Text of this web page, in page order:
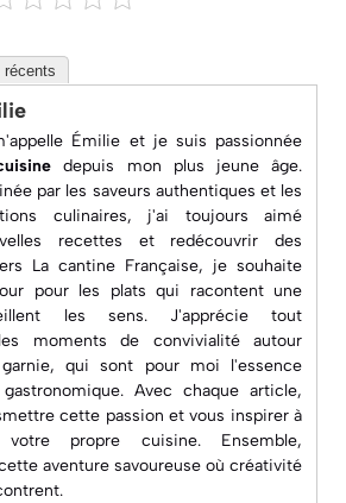
Émilie et je suis passionnée
depuis mon plus jeune âge.
par les saveurs authentiques et les
culinaires, j'ai toujours aimé
recettes et redécouvrir des
La cantine Française, je souhaite
pour les plats qui racontent une
les sens. J'apprécie tout
moments de convivialité autour
qui sont pour moi l'essence
Avec chaque article,
cette passion et vous inspirer à
propre cuisine. Ensemble,
aventure savoureuse où créativité